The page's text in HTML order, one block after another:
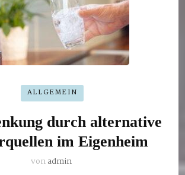
ALLGEMEIN
durch alternative
im Eigenheim
vonadmin